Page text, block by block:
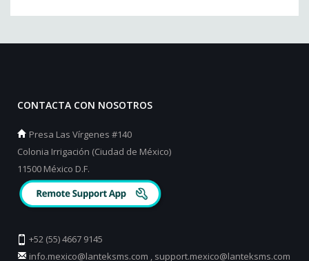
CONTACTA CON NOSOTROS
Presa Las Vírgenes #140
Colonia Irrigación (Ciudad de México)
11500 México D.F.
+52 (55) 4667 9145
info.mexico@lanteksms.com , support.mexico@lanteksms.com